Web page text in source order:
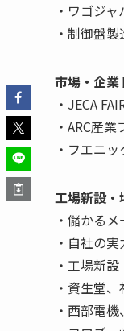
・ワゴジ
・制御盤
市場・企業
・JECA
・ARC産
・フエニ
工場新設・
・儲かる
・自社の
・工場新
・資生堂
・西部電